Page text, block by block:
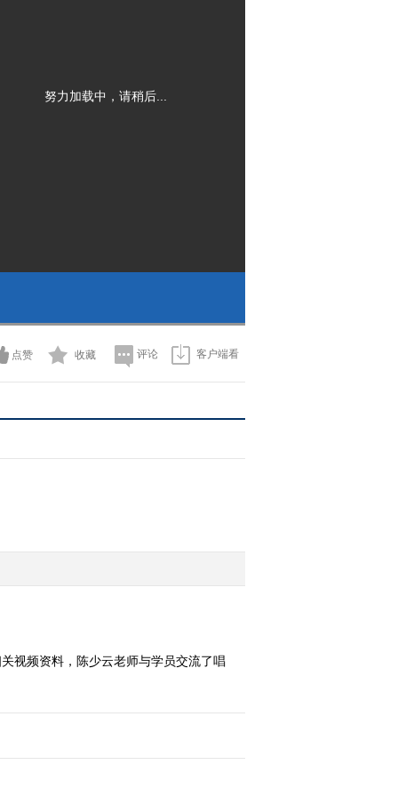
努力加载中，请稍后...
点赞 收藏 评论 客户端看
视频资料，陈少云老师与学员交流了唱